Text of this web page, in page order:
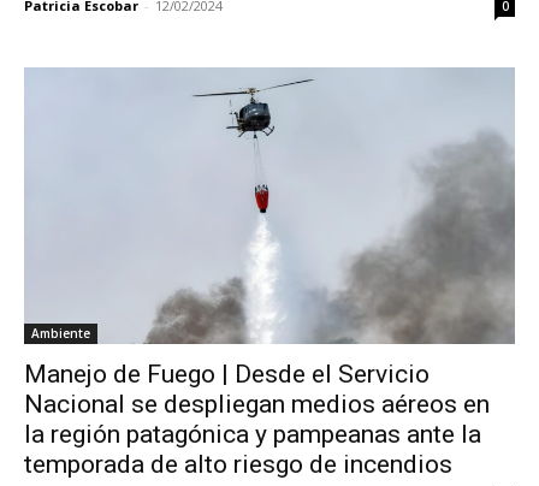
Patricia Escobar - 12/02/2024 0
Ambiente
Manejo de Fuego | Desde el Servicio
Nacional se despliegan medios aéreos en
la región patagónica y pampeanas ante la
temporada de alto riesgo de incendios